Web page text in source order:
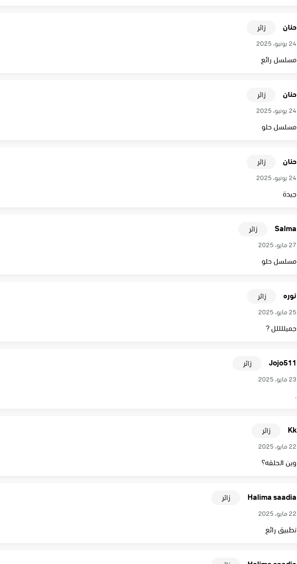
حنان زائر
24 يونيو، 2025
مسلسل رائع
حنان زائر
24 يونيو، 2025
مسلسل حلو
حنان زائر
24 يونيو، 2025
جيدة
Salma زائر
27 مايو، 2025
مسلسل حلو
نوره زائر
25 مايو، 2025
جميللللل ?
Jojo511 زائر
23 مايو، 2025
.
Kk زائر
22 مايو، 2025
وين الحلقه؟
Halima saadia زائر
22 مايو، 2025
تطبيق رائع